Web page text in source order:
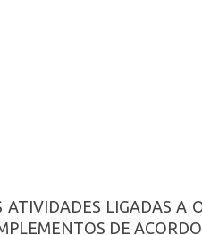
ATIVIDADES LIGADAS A
DE